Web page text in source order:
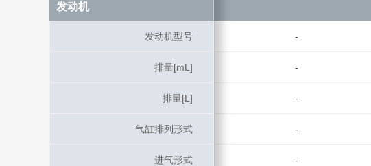
发动机
发动机型号 -
排量[mL] -
排量[L] -
气缸排列形式 -
进气形式 -
发动机
发动机型号
排量[mL]
排量[L]
气缸排列形式
进气形式